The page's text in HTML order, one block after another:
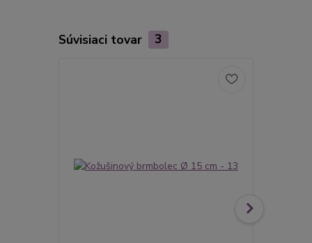
Súvisiaci tovar 3